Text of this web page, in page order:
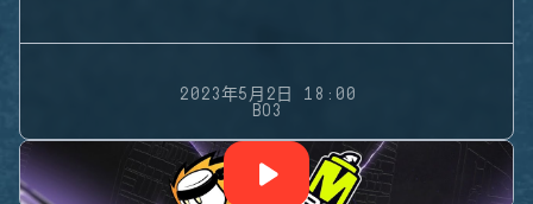
2023年5月2日 18:00
BO3